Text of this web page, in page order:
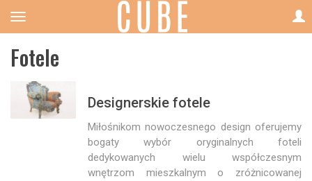
Fotele
Designerskie fotele
Miłośnikom nowoczesnego design oferujemy
bogaty wybór oryginalnych foteli
dedykowanych wielu współczesnym
wnętrzom mieszkalnym o zróżnicowanej